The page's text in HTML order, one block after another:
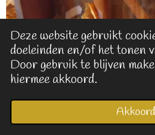
Deze website gebruikt
doeleinden en/of het tonen
Door gebruik te blijven
hiermee akkoord.
Akkoord